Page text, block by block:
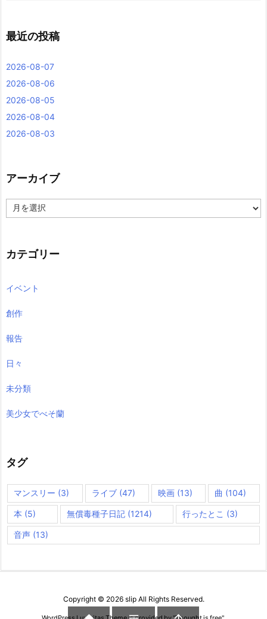
最近の投稿
2026-08-07
2026-08-06
2026-08-05
2026-08-04
2026-08-03
アーカイブ
ー
ブ
カテゴリー
イベント
創作
報告
日々
未分類
美少女でべそ蘭
タグ
マンスリー (3) ライブ(47) 映画(13) 曲 (104)
本 (5) 無償毒種子日記(1214) 行ったとこ (3)
音声 (13)
Copyright © 2026 slipAll Rights Reserved.